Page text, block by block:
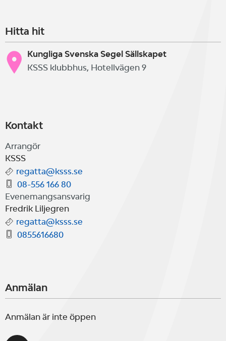
Hitta hit
Kungliga Svenska Segel Sällskapet
KSSS klubbhus, Hotellvägen 9
Kontakt
Arrangör
KSSS
regatta@ksss.se
08-556 166 80
Evenemangsansvarig
Fredrik Liljegren
regatta@ksss.se
0855616680
Anmälan
Anmälan är inte öppen